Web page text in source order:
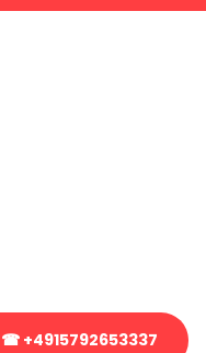
☎ +4915792653337